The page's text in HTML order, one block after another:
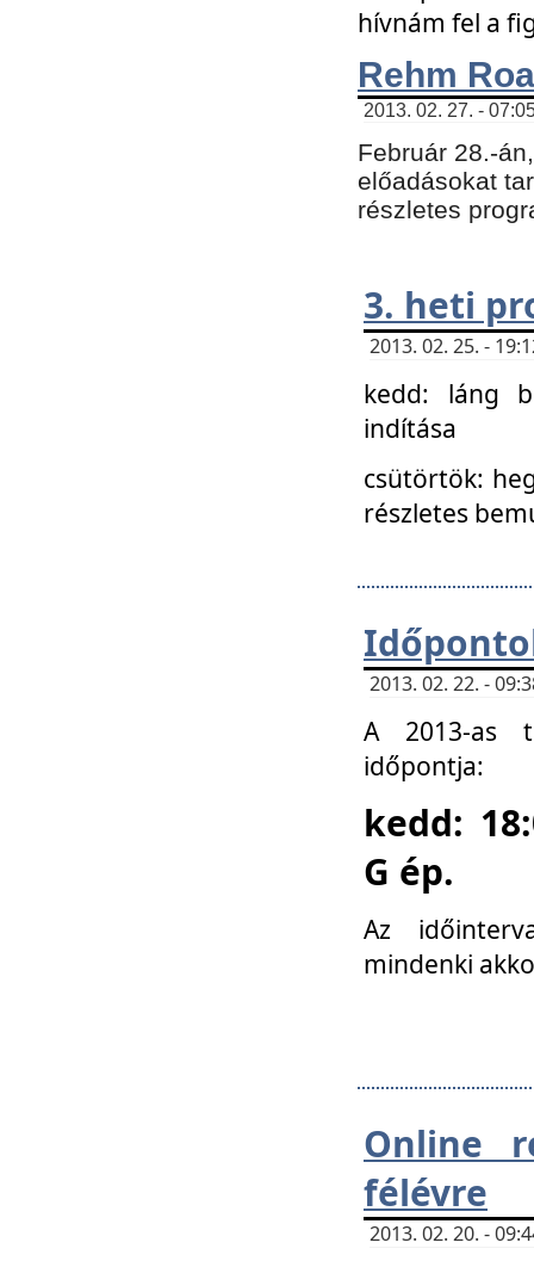
hívnám fel a
Rehm
2013. 02. 27. -
Február 28.-
előadásokat
részletes
3. heti
2013. 02. 25. -
kedd: láng
indítása
csütörtök:
részletes
2013. 02. 22. -
A 2013-as
időpontja:
kedd:
G ép.
Az
mindenki
Online
félévre
2013. 02. 20. -